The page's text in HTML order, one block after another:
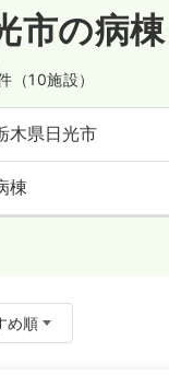
市の病棟
（10施設）
木県日光市
棟